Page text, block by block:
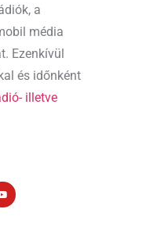
a
média
Ezenkívül
és időnként
illetve